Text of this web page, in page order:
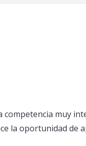
muy
la oportunidad de